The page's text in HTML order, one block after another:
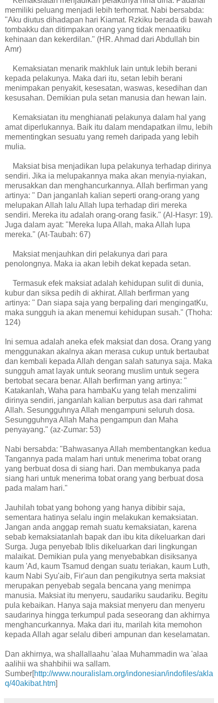
memiliki peluang menjadi lebih terhormat. Nabi bersabda:
"Aku diutus dihadapan hari Kiamat. Rzkiku berada di bawah
tombakku dan ditimpakan orang yang tidak menaatiku
kehinaan dan kekerdilan." (HR. Ahmad dari Abdullah bin
Amr)
Kemaksiatan menarik makhluk lain untuk lebih berani
kepada pelakunya. Maka dari itu, setan lebih berani
menimpakan penyakit, kesesatan, waswas, kesedihan dan
kesusahan. Demikian pula setan manusia dan hewan lain.
Kemaksiatan itu menghianati pelakunya dalam hal yang
amat diperlukannya. Baik itu dalam mendapatkan ilmu, lebih
mementingkan sesuatu yang remeh daripada yang lebih
mulia.
Maksiat bisa menjadikan lupa pelakunya terhadap dirinya
sendiri. Jika ia melupakannya maka akan menyia-nyiakan,
merusakkan dan menghancurkannya. Allah berfirman yang
artinya: " Dan janganlah kalian seperti orang-orang yang
melupakan Allah lalu Allah lupa terhadap diri mereka
sendiri. Mereka itu adalah orang-orang fasik." (Al-Hasyr: 19).
Juga dalam ayat: "Mereka lupa Allah, maka Allah lupa
mereka." (At-Taubah: 67)
Maksiat menjauhkan diri pelakunya dari para
penolongnya. Maka ia akan lebih dekat kepada setan.
Termasuk efek maksiat adalah kehidupan sulit di dunia,
kubur dan siksa pedih di akhirat. Allah berfirman yang
artinya: " Dan siapa saja yang berpaling dari mengingatKu,
maka sungguh ia akan menemui kehidupan susah." (Thoha:
124)
Ini semua adalah aneka efek maksiat dan dosa. Orang yang
menggunakan akalnya akan merasa cukup untuk bertaubat
dan kembali kepada Allah dengan salah satunya saja. Maka
sungguh amat layak untuk seorang muslim untuk segera
bertobat secara benar. Allah berfirman yang artinya: "
Katakanlah, Waha para hambaKu yang telah menzalimi
dirinya sendiri, janganlah kalian berputus asa dari rahmat
Allah. Sesungguhnya Allah mengampuni seluruh dosa.
Sesungguhnya Allah Maha pengampun dan Maha
penyayang." (az-Zumar: 53)
Nabi bersabda: "Bahwasanya Allah membentangkan kedua
Tangannya pada malam hari untuk menerima tobat orang
yang berbuat dosa di siang hari. Dan membukanya pada
siang hari untuk menerima tobat orang yang berbuat dosa
pada malam hari."
Jauhilah tobat yang bohong yang hanya dibibir saja,
sementara hatinya selalu ingin melakukan kemaksiatan.
Jangan anda anggap remah suatu kemaksiatan, karena
sebab kemaksiatanlah bapak dan ibu kita dikeluarkan dari
Surga. Juga penyebab Iblis dikeluarkan dari lingkungan
malaikat. Demikian pula yang menyebabkan disiksanya
kaum 'Ad, kaum Tsamud dengan suatu teriakan, kaum Luth,
kaum Nabi Syu'aib, Fir'aun dan pengikutnya serta maksiat
merupakan penyebab segala bencana yang menimpa
manusia. Maksiat itu menyeru, saudariku saudariku. Begitu
pula kebaikan. Hanya saja maksiat menyeru dan menyeru
saudarinya hingga terkumpul pada seseorang dan akhirnya
menghancurkannya. Maka dari itu, marilah kita memohon
kepada Allah agar selalu diberi ampunan dan keselamatan.
Dan akhirnya, wa shallallaahu 'alaa Muhammadin wa 'alaa
aalihii wa shahbihii wa sallam.
Sumber[http://www.nouralislam.org/indonesian/indofiles/akla
q/40akibat.htm]